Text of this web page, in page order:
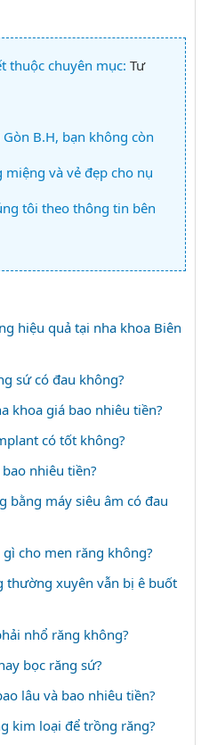
thuộc chuyên mục: Tư
B.H, bạn không còn
và vẻ đẹp cho nụ
tôi theo thông tin bên
hiệu quả tại nha khoa Biên
sứ có đau không?
khoa giá bao nhiêu tiền?
có tốt không?
nhiêu tiền?
bằng máy siêu âm có đau
cho men răng không?
thường xuyên vẫn bị ê buốt
nhổ răng không?
bọc răng sứ?
lâu và bao nhiêu tiền?
kim loại để trồng răng?